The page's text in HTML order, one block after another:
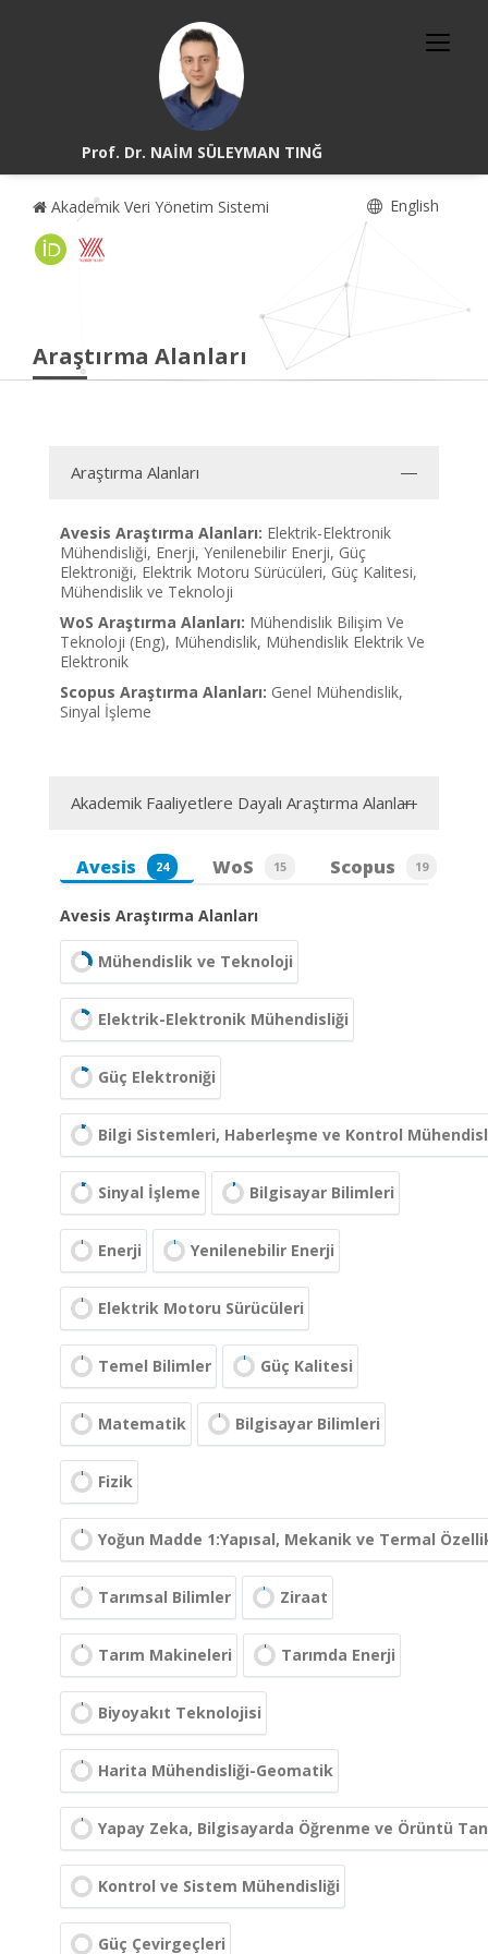
Prof. Dr. NAİM SÜLEYMAN TINĞ
Akademik Veri Yönetim Sistemi English
Araştırma Alanları
Araştırma Alanları
Avesis Araştırma Alanları: Elektrik-Elektronik
Mühendisliği, Enerji, Yenilenebilir Enerji, Güç
Elektroniği, Elektrik Motoru Sürücüleri, Güç Kalitesi,
Mühendislik ve Teknoloji
WoS Araştırma Alanları: Mühendislik Bilişim Ve
Teknoloji (Eng), Mühendislik, Mühendislik Elektrik Ve
Elektronik
Scopus Araştırma Alanları: Genel Mühendislik,
Sinyal İşleme
Akademik Faaliyetlere Dayalı Araştırma Alanları
Avesis 24 WoS 15 Scopus 19
Avesis Araştırma Alanları
Mühendislik ve Teknoloji
Elektrik-Elektronik Mühendisliği
Güç Elektroniği
Bilgi Sistemleri, Haberleşme ve Kontrol
Sinyal İşleme Bilgisayar Bilimleri
Enerji Yenilenebilir Enerji
Elektrik Motoru Sürücüleri
Temel Bilimler Güç Kalitesi
Matematik Bilgisayar Bilimleri
Fizik
Yoğun Madde 1:Yapısal, Mekanik ve Termal
Tarımsal Bilimler Ziraat
Tarım Makineleri Tarımda Enerji
Biyoyakıt Teknolojisi
Harita Mühendisliği-Geomatik
Yapay Zeka, Bilgisayarda Öğrenme ve Örüntü
Kontrol ve Sistem Mühendisliği
Güç Çevirgeçleri